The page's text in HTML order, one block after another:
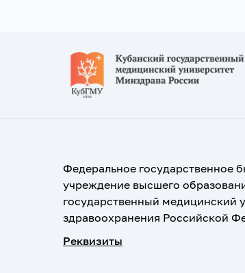
Федеральное государственное
учреждение высшего
государственный медицинский
здравоохранения Российской
Реквизиты